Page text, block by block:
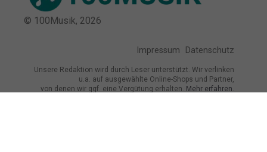
© 100Musik, 2026
Impressum Datenschutz
Unsere Redaktion wird durch Leser unterstützt. Wir verlinken
u.a. auf ausgewählte Online-Shops und Partner,
von denen wir ggf. eine Vergütung erhalten. Mehr erfahren.